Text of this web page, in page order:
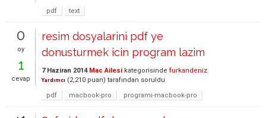
pdf
text
0
oy
1
cevap
resim dosyalarini pdf ye
donusturmek icin program lazim
7 Haziran 2014 Mac Ailesi kategorisinde furkandeniz
Yardımcı (2,210 puan) tarafından soruldu
pdf
macbook-pro programı-macbook-pro